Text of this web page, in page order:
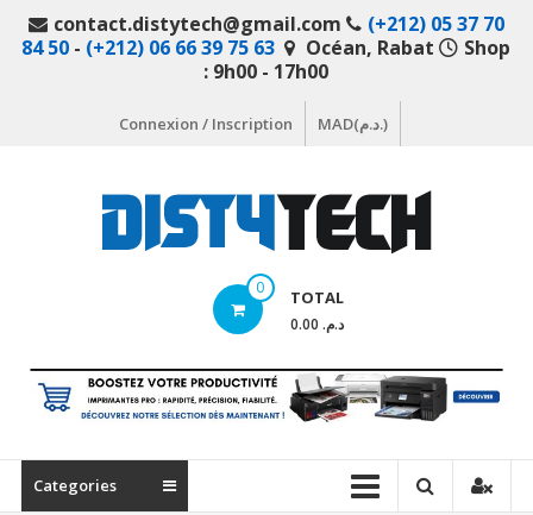
contact.distytech@gmail.com
(+212) 05 37 70
84 50 - (+212) 06 66 39 75 63 Océan, Rabat
Shop
: 9h00 - 17h00
Connexion / Inscription MAD(د.م.)
en
ligne
matériel
informatique
0 TOTAL
د.م. 0.00
Categories